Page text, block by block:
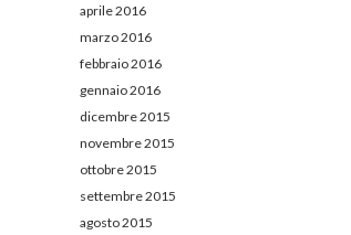
aprile 2016
marzo 2016
febbraio 2016
gennaio 2016
dicembre 2015
novembre 2015
ottobre 2015
settembre 2015
agosto 2015